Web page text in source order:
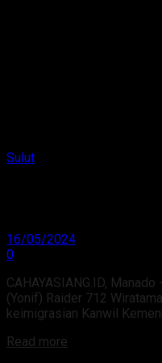
Sulut
16/05/2024
0
CAHAYASIANG.ID,
(Yonif) Raider 712
keimigrasian Kanwil
Read more